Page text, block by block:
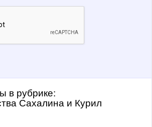
в рубрике:
Сахалина и Курил